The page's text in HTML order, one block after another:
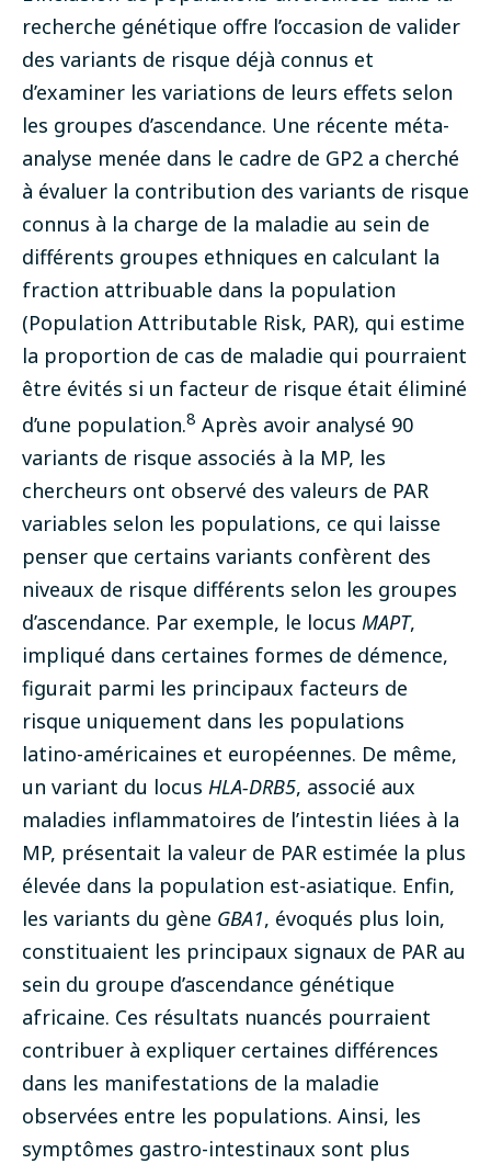
recherche génétique offre l’occasion de valider
des variants de risque déjà connus et
d’examiner les variations de leurs effets selon
les groupes d’ascendance. Une récente méta-
analyse menée dans le cadre de GP2 a cherché
à évaluer la contribution des variants de risque
connus à la charge de la maladie au sein de
différents groupes ethniques en calculant la
fraction attribuable dans la population
(Population Attributable Risk, PAR), qui estime
la proportion de cas de maladie qui pourraient
être évités si un facteur de risque était éliminé
d’une population.8 Après avoir analysé 90
variants de risque associés à la MP, les
chercheurs ont observé des valeurs de PAR
variables selon les populations, ce qui laisse
penser que certains variants confèrent des
niveaux de risque différents selon les groupes
d’ascendance. Par exemple, le locus MAPT,
impliqué dans certaines formes de démence,
figurait parmi les principaux facteurs de
risque uniquement dans les populations
latino-américaines et européennes. De même,
un variant du locus HLA-DRB5, associé aux
maladies inflammatoires de l’intestin liées à la
MP, présentait la valeur de PAR estimée la plus
élevée dans la population est-asiatique. Enfin,
les variants du gène GBA1, évoqués plus loin,
constituaient les principaux signaux de PAR au
sein du groupe d’ascendance génétique
africaine. Ces résultats nuancés pourraient
contribuer à expliquer certaines différences
dans les manifestations de la maladie
observées entre les populations. Ainsi, les
symptômes gastro-intestinaux sont plus